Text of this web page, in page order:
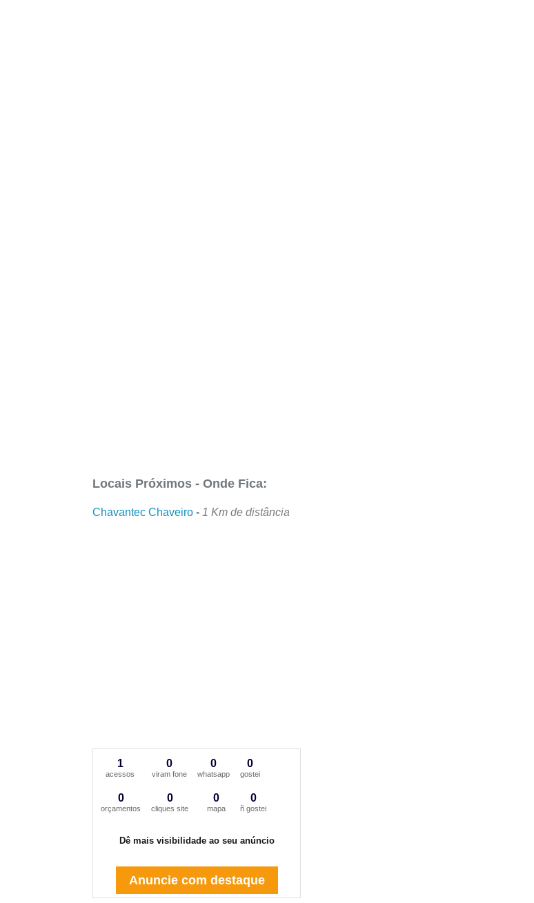
Locais Próximos - Onde Fica:
Chavantec Chaveiro - 1 Km de distância
1
acessos
0
viram fone
0
whatsapp
0
gostei
0
orçamentos
0
cliques site
0
mapa
0
ñ gostei
Dê mais visibilidade ao seu anúncio
Anuncie com destaque